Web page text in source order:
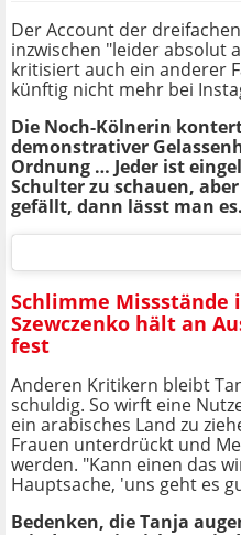
Der Account der
inzwischen "leider absolut
kritisiert auch ein anderer
künftig nicht mehr bei
Die Noch-Kölnerin
demonstrativer
Ordnung … Jeder ist
Schulter zu schauen,
gefällt, dann lässt man
Schlimme Missstände
Szewczenko hält an
fest
Anderen Kritikern bleibt
schuldig. So wirft eine
ein arabisches Land zu
Frauen unterdrückt und
werden. "Kann einen das
Hauptsache, 'uns geht es
Bedenken, die Tanja